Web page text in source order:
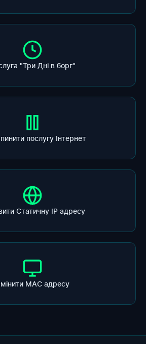
"Три Дні в борг"
послугу Інтернет
Статичну ІР адресу
МАС адресу